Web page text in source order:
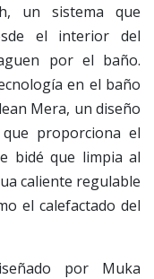
un sistema que
el interior del
por el baño.
en el baño
Mera, un diseño
proporciona el
bidé que limpia al
caliente regulable
el calefactado del
por Muka